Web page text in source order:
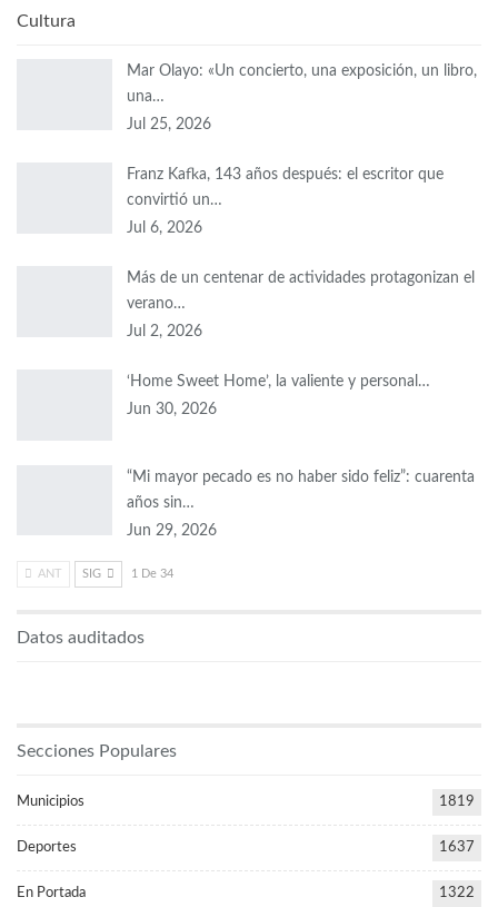
Cultura
Mar Olayo: «Un concierto, una exposición, un libro,
una…
Jul 25, 2026
Franz Kafka, 143 años después: el escritor que
convirtió un…
Jul 6, 2026
Más de un centenar de actividades protagonizan el
verano…
Jul 2, 2026
‘Home Sweet Home’, la valiente y personal…
Jun 30, 2026
“Mi mayor pecado es no haber sido feliz”: cuarenta
años sin…
Jun 29, 2026
ANT SIG 1 De 34
Datos auditados
Secciones Populares
Municipios 1819
Deportes 1637
En Portada 1322